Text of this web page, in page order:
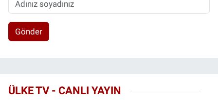
Gönder
ÜLKE TV - CANLI YAYIN